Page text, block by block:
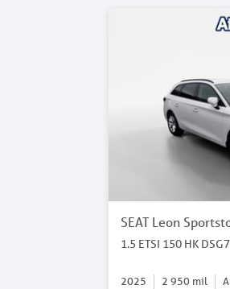
SEAT Leon
1.5 ETSI 150 HK
2025 2 950 mil